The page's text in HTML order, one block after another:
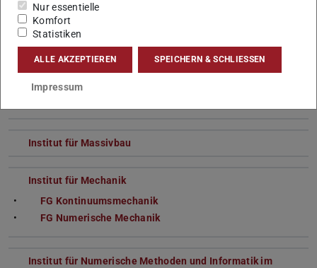
FG Abwassertechnik
FG Wasser und Umweltbiotechnologie
FG Raum- und Infrastrukturplanung
FG Umweltanalytik und Schadstoffe
Institut für Massivbau
Institut für Mechanik
FG Kontinuumsmechanik
FG Numerische Mechanik
Institut für Numerische Methoden und Informatik im
Nur essentielle
Komfort
Statistiken
ALLE AKZEPTIEREN SPEICHERN & SCHLIESSEN
Impressum